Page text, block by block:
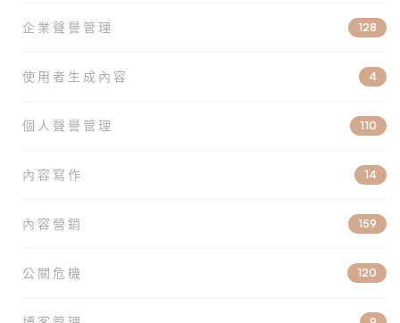
企業聲譽管理 128
使用者生成內容 4
個人聲譽管理 110
內容寫作 14
內容營銷 159
公關危機 120